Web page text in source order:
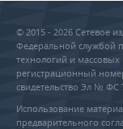
© 2015 - 2026 Сетевое
Федеральной службой
технологий и
регистрационный
свидетельство Эл № ФС
Использование
предварительного